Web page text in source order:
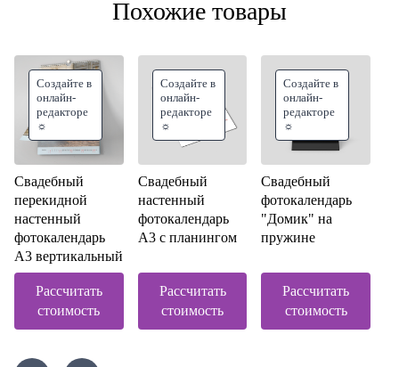
Похожие товары
Создайте в
онлайн-
редакторе
☼
Свадебный
перекидной
настенный
фотокалендарь
А3 вертикальный
Рассчитать
стоимость
Создайте в
онлайн-
редакторе
☼
Свадебный
настенный
фотокалендарь
А3 с планингом
Рассчитать
стоимость
Создайте в
онлайн-
редакторе
☼
Свадебный
фотокалендарь
"Домик" на
пружине
Рассчитать
стоимость